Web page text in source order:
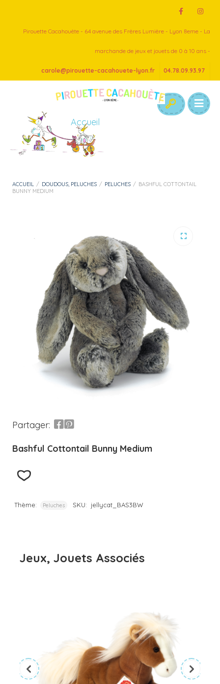
Pirouette Cacahouète - 64 avenue des Frères Lumière - Lyon 8eme - La
marchande de jeux et jouets de 0 à 10 ans -
carole@pirouette-cacahouete-lyon.fr 04.78.09.93.97
Accueil
ACCUEIL / DOUDOUS, PELUCHES / PELUCHES / BASHFUL COTTONTAIL
BUNNY MEDIUM
Partager:
Bashful Cottontail Bunny Medium
Thème: Peluches SKU: jellycat_BAS3BW
Jeux, Jouets Associés